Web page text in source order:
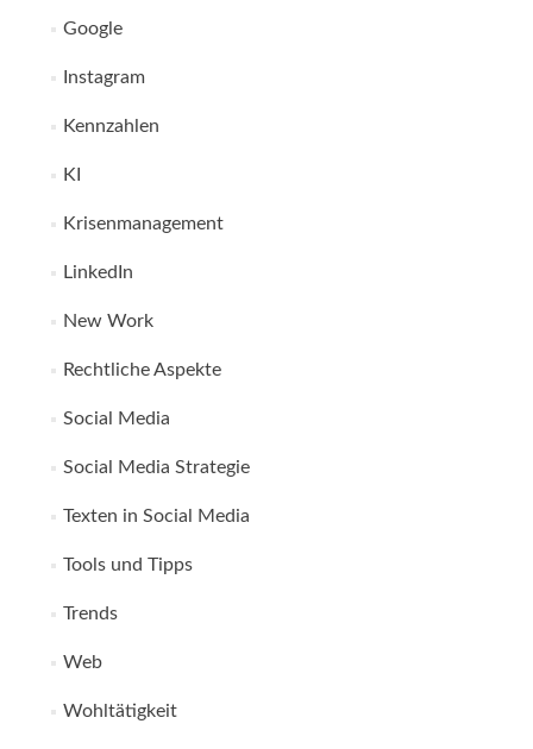
Google
Instagram
Kennzahlen
KI
Krisenmanagement
LinkedIn
New Work
Rechtliche Aspekte
Social Media
Social Media Strategie
Texten in Social Media
Tools und Tipps
Trends
Web
Wohltätigkeit